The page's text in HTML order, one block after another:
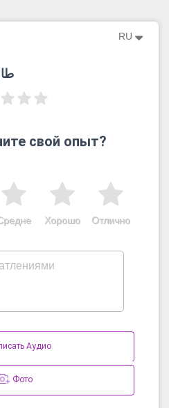
RU
свой опыт?
Отлично
Хорошо
Аудио
Фото